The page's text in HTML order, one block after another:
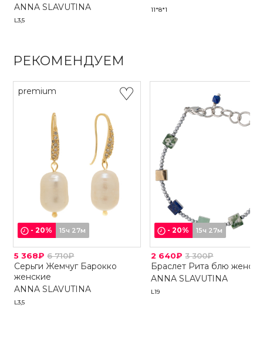
ANNA SLAVUTINA
L3,5
11*8*1
РЕКОМЕНДУЕМ
premium
-20% 15ч 27м
5 368₽ 6 710₽
Серьги Жемчуг Барокко
женские
ANNA SLAVUTINA
L3,5
-20% 15ч 27м
2 640₽ 3 300₽
Браслет Рита блю
ANNA SLAVUTINA
L19